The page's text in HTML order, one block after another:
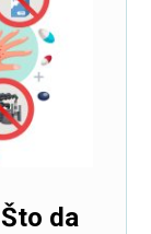
da